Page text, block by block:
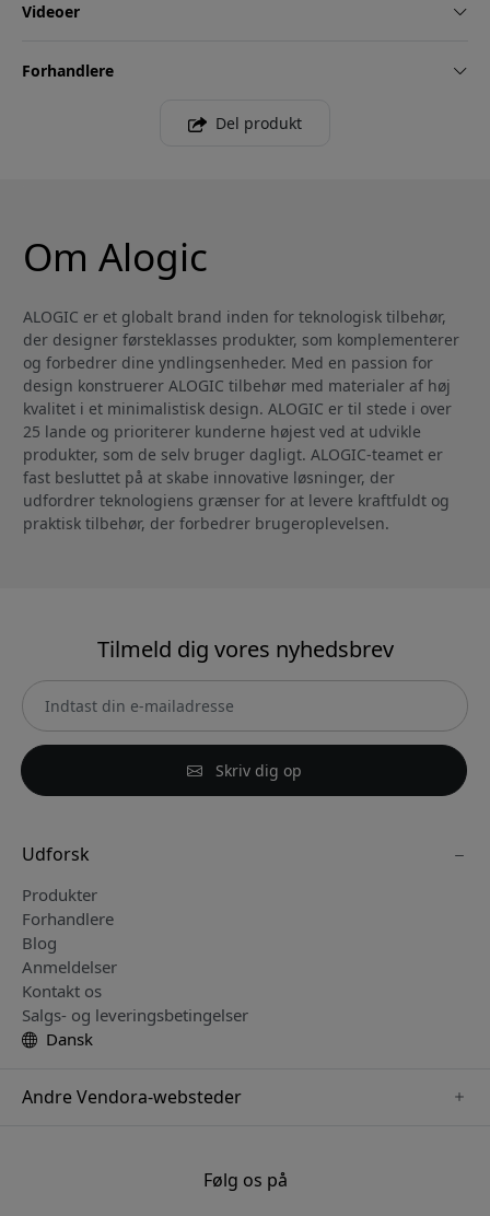
Videoer
Forhandlere
Del produkt
Om Alogic
ALOGIC er et globalt brand inden for teknologisk tilbehør,
der designer førsteklasses produkter, som komplementerer
og forbedrer dine yndlingsenheder. Med en passion for
design konstruerer ALOGIC tilbehør med materialer af høj
kvalitet i et minimalistisk design. ALOGIC er til stede i over
25 lande og prioriterer kunderne højest ved at udvikle
produkter, som de selv bruger dagligt. ALOGIC-teamet er
fast besluttet på at skabe innovative løsninger, der
udfordrer teknologiens grænser for at levere kraftfuldt og
praktisk tilbehør, der forbedrer brugeroplevelsen.
Tilmeld dig vores nyhedsbrev
Skriv dig op
Udforsk
Produkter
Forhandlere
Blog
Anmeldelser
Kontakt os
Salgs- og leveringsbetingelser
Dansk
Andre Vendora-websteder
www.nordicsmartlight.seFølg os på